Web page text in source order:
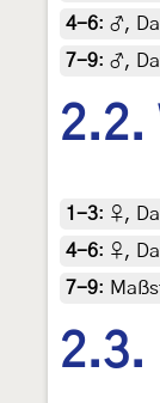
4-6: ♂,
7-9: ♂,
2.2.
1-3: ♀,
4-6: ♀,
7-9:
2.3.